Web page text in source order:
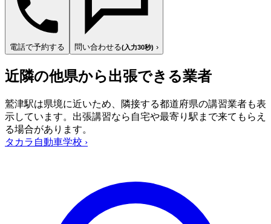
電話で予約する 問い合わせる(入力30秒) ›
近隣の他県から出張できる業者
鷲津駅は県境に近いため、隣接する都道府県の講習業者も表
示しています。出張講習なら自宅や最寄り駅まで来てもらえ
る場合があります。
タカラ自動車学校 ›